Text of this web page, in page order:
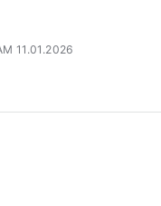
11.01.2026